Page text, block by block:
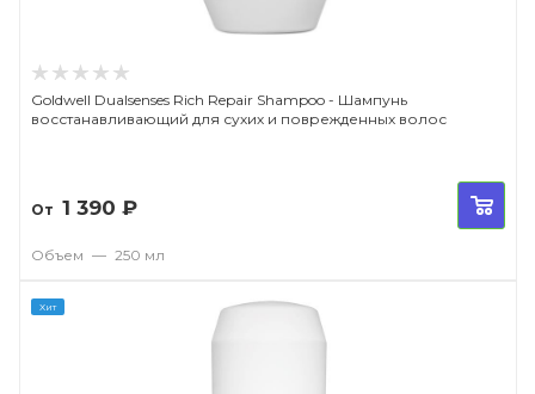
Goldwell Dualsenses Rich Repair Shampoo - Шампунь
восстанавливающий для сухих и поврежденных волос
От 1 390 ₽
Объем — 250 мл
Хит